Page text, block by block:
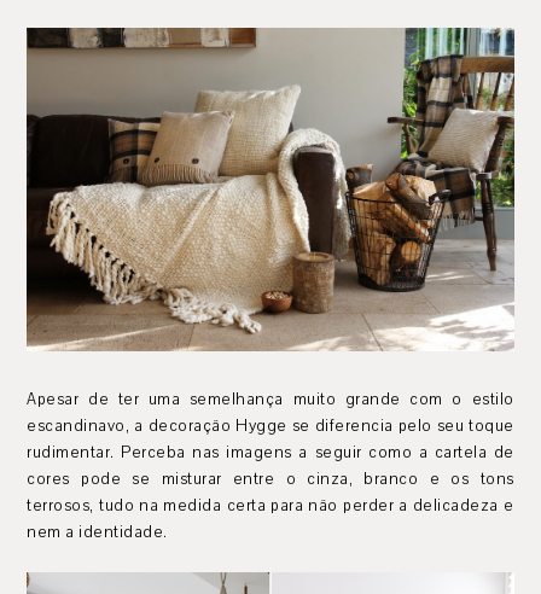
Apesar de ter uma semelhança muito grande com o estilo
escandinavo, a decoração Hygge se diferencia pelo seu toque
rudimentar. Perceba nas imagens a seguir como a cartela de
cores pode se misturar entre o cinza, branco e os tons
terrosos, tudo na medida certa para não perder a delicadeza e
nem a identidade.